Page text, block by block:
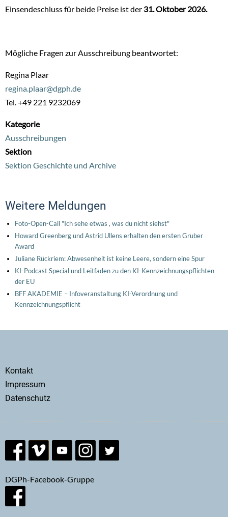
Einsendeschluss für beide Preise ist der 31. Oktober 2026.
Mögliche Fragen zur Ausschreibung beantwortet:
Regina Plaar
regina.plaar@dgph.de
Tel. +49 221 9232069
Kategorie
Ausschreibungen
Sektion
Sektion Geschichte und Archive
Weitere Meldungen
Foto-Open-Call "Ich sehe etwas , was du nicht siehst"
Howard Greenberg und Astrid Ullens erhalten den ersten Gruber
Award
Juliane Rückriem: Abwesenheit ist keine Leere, sondern eine Spur
KI-Podcast Special und Leitfaden zu den KI-Kennzeichnungspflichten
der EU
BFF AKADEMIE – Infoveranstaltung KI-Verordnung und
Kennzeichnungspflicht
Secondary
menu
Kontakt
Impressum
Datenschutz
DGPh-Facebook-Gruppe